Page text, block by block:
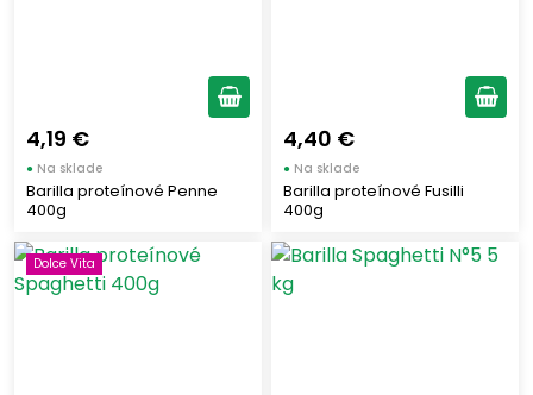
4,19 €
● Na sklade
Barilla proteínové Penne
400g
4,40 €
● Na sklade
Barilla proteínové Fusilli
400g
Dolce Vita